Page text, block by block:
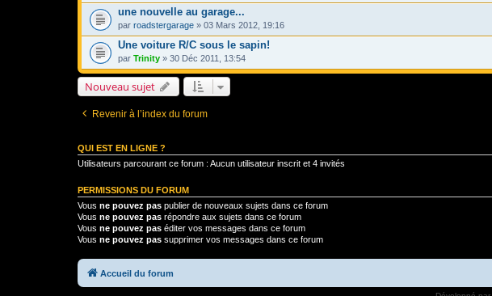
une nouvelle au garage...
par roadstergarage » 03 Mars 2012, 19:16
Une voiture R/C sous le sapin!
par Trinity » 30 Déc 2011, 13:54
Nouveau sujet
Revenir à l’index du forum
QUI EST EN LIGNE ?
Utilisateurs parcourant ce forum : Aucun utilisateur inscrit et 4 invités
PERMISSIONS DU FORUM
Vous ne pouvez pas publier de nouveaux sujets dans ce forum
Vous ne pouvez pas répondre aux sujets dans ce forum
Vous ne pouvez pas éditer vos messages dans ce forum
Vous ne pouvez pas supprimer vos messages dans ce forum
Accueil du forum